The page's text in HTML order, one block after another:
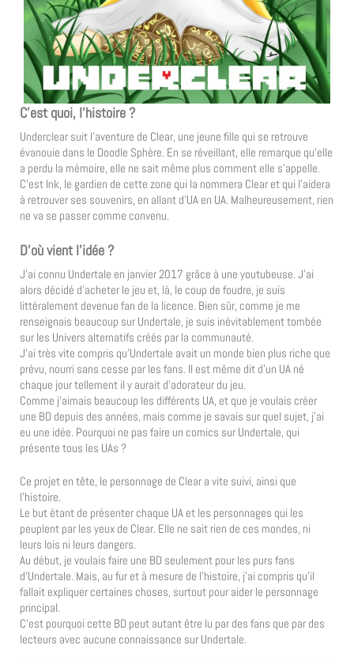
C’est quoi, l’histoire ?
Underclear suit l’aventure de Clear, une jeune fille qui se retrouve
évanouie dans le Doodle Sphère. En se réveillant, elle remarque qu’elle
a perdu la mémoire, elle ne sait même plus comment elle s’appelle.
C’est Ink, le gardien de cette zone qui la nommera Clear et qui l’aidera
à retrouver ses souvenirs, en allant d’UA en UA. Malheureusement, rien
ne va se passer comme convenu.
D’où vient l’idée ?
J’ai connu Undertale en janvier 2017 grâce à une youtubeuse. J’ai
alors décidé d’acheter le jeu et, là, le coup de foudre, je suis
littéralement devenue fan de la licence. Bien sûr, comme je me
renseignais beaucoup sur Undertale, je suis inévitablement tombée
sur les Univers alternatifs créés par la communauté.
J’ai très vite compris qu’Undertale avait un monde bien plus riche que
prévu, nourri sans cesse par les fans. Il est même dit d’un UA né
chaque jour tellement il y aurait d’adorateur du jeu.
Comme j’aimais beaucoup les différents UA, et que je voulais créer
une BD depuis des années, mais comme je savais sur quel sujet, j’ai
eu une idée. Pourquoi ne pas faire un comics sur Undertale, qui
présente tous les UAs ?
Ce projet en tête, le personnage de Clear a vite suivi, ainsi que
l’histoire.
Le but étant de présenter chaque UA et les personnages qui les
peuplent par les yeux de Clear. Elle ne sait rien de ces mondes, ni
leurs lois ni leurs dangers.
Au début, je voulais faire une BD seulement pour les purs fans
d’Undertale. Mais, au fur et à mesure de l’histoire, j’ai compris qu’il
fallait expliquer certaines choses, surtout pour aider le personnage
principal.
C’est pourquoi cette BD peut autant être lu par des fans que par des
lecteurs avec aucune connaissance sur Undertale.